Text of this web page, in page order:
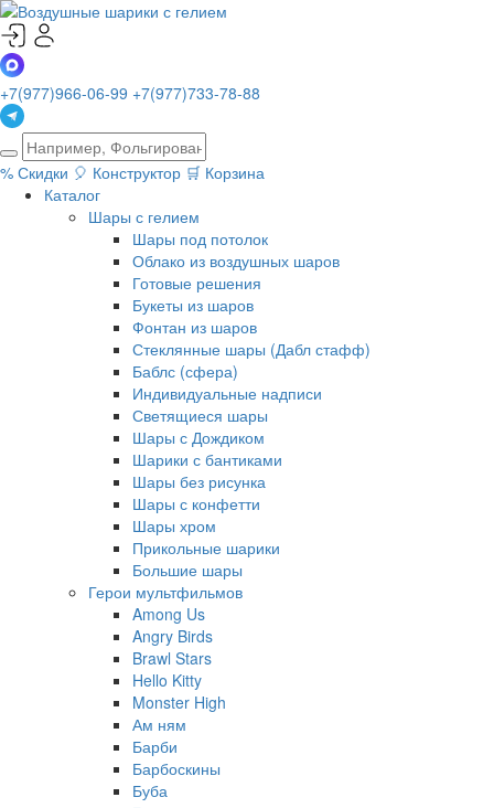
+7(977)966-06-99 +7(977)733-78-88
% Скидки 🎈 Конструктор 🛒 Корзина
Каталог
Шары с гелием
Шары под потолок
Облако из воздушных шаров
Готовые решения
Букеты из шаров
Фонтан из шаров
Стеклянные шары (Дабл стафф)
Баблс (сфера)
Индивидуальные надписи
Светящиеся шары
Шары с Дождиком
Шарики с бантиками
Шары без рисунка
Шары с конфетти
Шары хром
Прикольные шарики
Большие шары
Герои мультфильмов
Among Us
Angry Birds
Brawl Stars
Hello Kitty
Monster High
Ам ням
Барби
Барбоскины
Буба